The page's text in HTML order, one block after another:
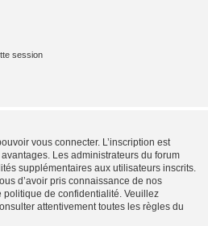
session
vous connecter. L’inscription est
Les administrateurs du forum
supplémentaires aux utilisateurs inscrits.
d’avoir pris connaissance de nos
politique de confidentialité. Veuillez
attentivement toutes les règles du